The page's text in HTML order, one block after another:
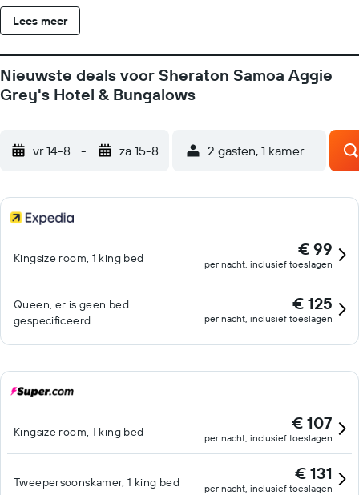
koffiezetapparaat/waterkoker. In dit hotel in Apia is wifi gratis.
Elke badkamer is voorzien van een bad/douchecombinatie,
zijn voorzien van bureaus en een telefoon. Dagelijks wordt een
huishoudservice aangeboden en op verzoek is schoon
beddengoed beschikbaar. Een schoonmaakservice is op
onderstaande recreatieve activiteiten vind je ter plaatse of in de
Lees meer
Nieuwste deals voor Sheraton Samoa Aggie
Grey's Hotel & Bungalows
vr 14-8 - za 15-8 2 gasten, 1 kamer
Kingsize room, 1 king bed € 99
per nacht, inclusief toeslagen
Queen, er is geen bed
gespecificeerd
€ 125
per nacht, inclusief toeslagen
Kingsize room, 1 king bed € 107
per nacht, inclusief toeslagen
Tweepersoonskamer, 1 king bed € 131
per nacht, inclusief toeslagen